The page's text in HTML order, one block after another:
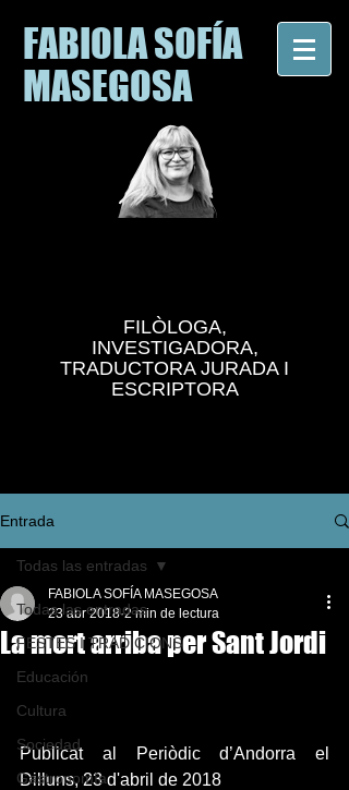
FABIOLA SOFÍA
MASEGOSA
FILÒLOGA,
INVESTIGADORA,
TRADUCTORA JURADA I
ESCRIPTORA
Entrada
Todas las entradas
FESTES I TRADICIONS
Educación
Cultura
Sociedad
Gastronomía
Todas las entradas
La mort arriba per Sant Jordi
FABIOLA SOFÍA MASEGOSA
23 abr 2018 2 min de lectura
Publicat al Periòdic d’Andorra el
Dilluns, 23 d'abril de 2018